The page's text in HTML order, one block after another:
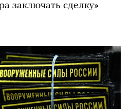
заключать сделку»